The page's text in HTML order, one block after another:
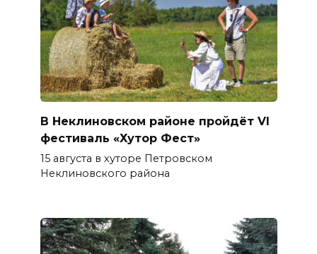
В Неклиновском районе пройдёт VI
фестиваль «Хутор Фест»
15 августа в хуторе Петровском
Неклиновского района